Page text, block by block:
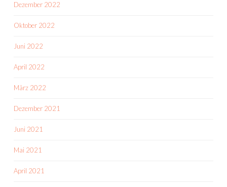
Dezember 2022
Oktober 2022
Juni 2022
April 2022
März 2022
Dezember 2021
Juni 2021
Mai 2021
April 2021